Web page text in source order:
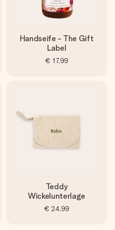
Handseife - The Gift
Label
€ 17,99
Teddy
Wickelunterlage
€ 24,99